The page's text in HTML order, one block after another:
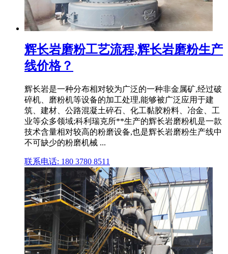
辉长岩磨粉工艺流程,辉长岩磨粉生产
线价格？
辉长岩是一种分布相对较为广泛的一种非金属矿,经过破
碎机、磨粉机等设备的加工处理,能够被广泛应用于建
筑、建材、公路混凝土碎石、化工黏胶粉料、冶金、工
业等众多领域;科利瑞克所**生产的辉长岩磨粉机是一款
技术含量相对较高的粉磨设备,也是辉长岩磨粉生产线中
不可缺少的粉磨机械 ...
联系电话: 180 3780 8511